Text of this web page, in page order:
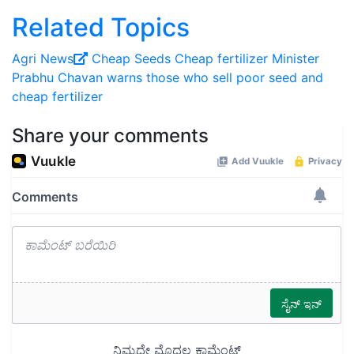
Related Topics
Agri News Cheap Seeds Cheap fertilizer Minister
Prabhu Chavan warns those who sell poor seed and
cheap fertilizer
Share your comments